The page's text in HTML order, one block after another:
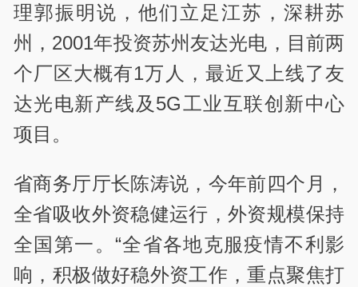
理郭振明说，他们立足江苏，深耕苏
州，2001年投资苏州友达光电，目前两
个厂区大概有1万人，最近又上线了友
达光电新产线及5G工业互联创新中心
项目。
省商务厅厅长陈涛说，今年前四个月，
全省吸收外资稳健运行，外资规模保持
全国第一。“全省各地克服疫情不利影
响，积极做好稳外资工作，重点聚焦打